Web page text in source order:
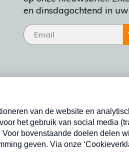
en dinsdagochtend in
hier een gratis abonnement op